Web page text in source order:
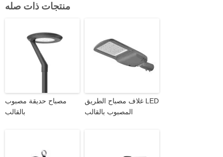
منتجات ذات صله
مصباح حديقة مصبوب
بالقالب
غلاف مصباح الطريق LED
المصبوب بالقالب